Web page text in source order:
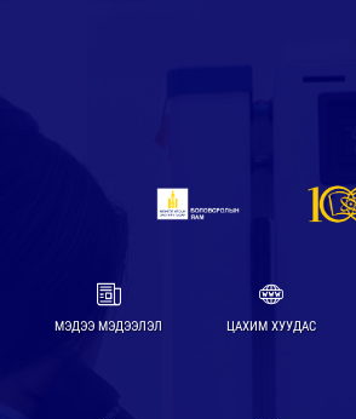
МЭДЭЭ МЭДЭЭЛЭЛ ЦАХИМ ХУУДАС